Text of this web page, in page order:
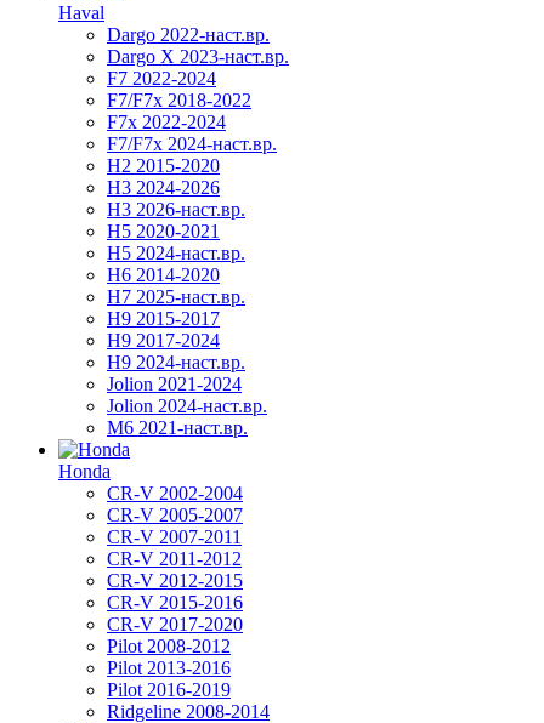
Haval
Dargo 2022-наст.вр.
Dargo X 2023-наст.вр.
F7 2022-2024
F7/F7x 2018-2022
F7x 2022-2024
F7/F7x 2024-наст.вр.
H2 2015-2020
H3 2024-2026
H3 2026-наст.вр.
H5 2020-2021
H5 2024-наст.вр.
H6 2014-2020
H7 2025-наст.вр.
H9 2015-2017
H9 2017-2024
H9 2024-наст.вр.
Jolion 2021-2024
Jolion 2024-наст.вр.
М6 2021-наст.вр.
Honda
CR-V 2002-2004
CR-V 2005-2007
CR-V 2007-2011
CR-V 2011-2012
CR-V 2012-2015
CR-V 2015-2016
CR-V 2017-2020
Pilot 2008-2012
Pilot 2013-2016
Pilot 2016-2019
Ridgeline 2008-2014